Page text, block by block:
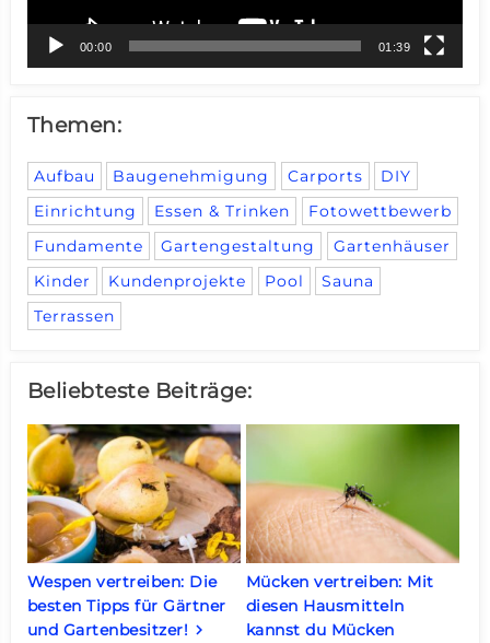
00:00 01:39
Themen:
Aufbau Baugenehmigung Carports
DIY
Einrichtung
Essen & Trinken
Fotowettbewerb
Fundamente
Gartengestaltung
Gartenhäuser
Kinder
Kundenprojekte Pool
Sauna
Terrassen
Beliebteste Beiträge:
Wespen vertreiben: Die
besten Tipps für Gärtner
und Gartenbesitzer! keyboard_arrow_right
Mücken vertreiben: Mit
diesen Hausmitteln
kannst du Mücken